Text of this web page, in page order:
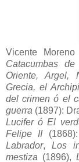
Vicente
Catacumbas de
Oriente, Argel,
Grecia, el
del crimen ó el
guerra (1897):
Lucifer ó El
Felipe II
Labrador, Los
mestiza (1896),